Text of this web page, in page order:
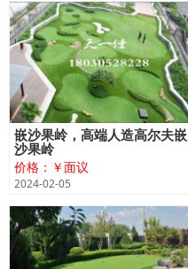
嵌沙果岭，高端人造高尔夫嵌
沙果岭
价格：￥面议
2024-02-05